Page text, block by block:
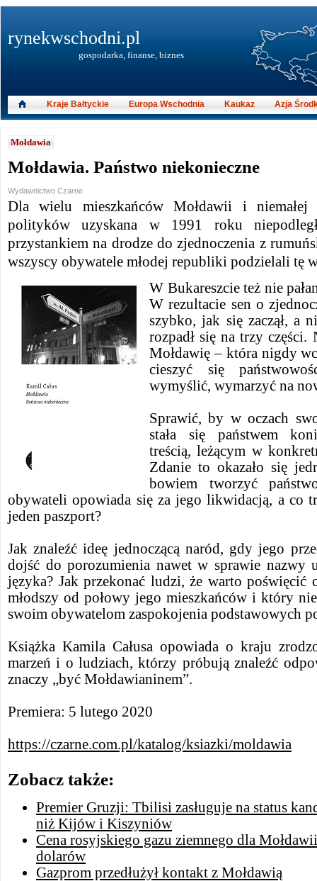
Mołdawia
Mołdawia. Państwo niekonieczne
Wydawnictwo Czarne
Dla wielu mieszkańców Mołdawii i niemałej
polityków uzyskana w 1991 roku
przystankiem na drodze do zjednoczenia z
wszyscy obywatele młodej republiki podzielali tę
W Bukareszcie też nie
W rezultacie sen o
szybko, jak się zaczął, a
rozpadł się na trzy części.
Mołdawię – która nigdy
cieszyć się
wymyślić, wymarzyć na
Sprawić, by w oczach
stała się państwem
treścią, leżącym w
Zdanie to okazało się
bowiem tworzyć
obywateli opowiada się za jego likwidacją, a co
jeden paszport?
Jak znaleźć ideę jednoczącą naród, gdy jego
dojść do porozumienia nawet w sprawie nazwy
języka? Jak przekonać ludzi, że warto
młodszy od połowy jego mieszkańców i który
swoim obywatelom zaspokojenia podstawowych
Książka Kamila Całusa opowiada o kraju
marzeń i o ludziach, którzy próbują znaleźć
znaczy „być Mołdawianinem”.
Premiera: 5 lutego 2020
https://czarne.com.pl/katalog/ksiazki/moldawia
Zobacz także:
Premier Gruzji: Tbilisi zasługuje na status
niż Kijów i Kiszyniów
Cena rosyjskiego gazu ziemnego dla
dolarów
Gazprom przedłużył kontakt z Mołdawią
rynekwschodni.pl
gospodarka, finanse, biznes
Kraje Bałtyckie Europa Wschodnia Kaukaz Azja